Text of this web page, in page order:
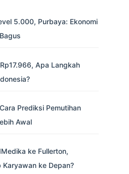
5.000, Purbaya: Ekonomi
Apa Langkah
Prediksi Pemutihan
Awal
ke Fullerton,
Karyawan ke Depan?